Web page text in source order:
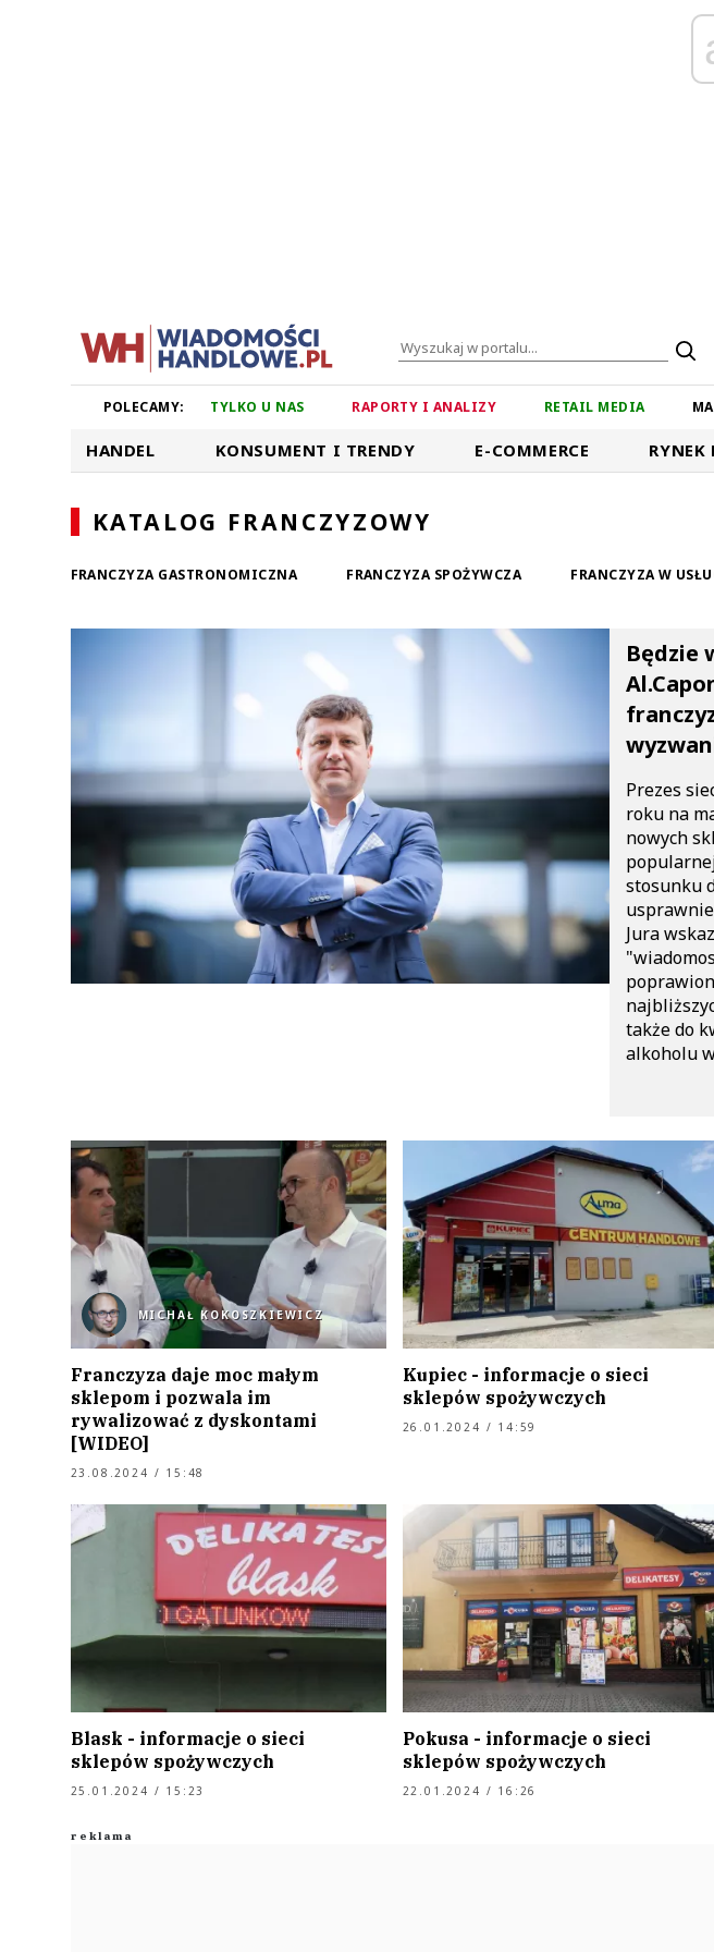
POLECAMY: TYLKO U NAS RAPORTY I ANALIZY RETAIL MEDIA
HANDEL KONSUMENT I TRENDY E-COMMERCE RYNEK
KATALOG FRANCZYZOWY
FRANCZYZA GASTRONOMICZNA FRANCZYZA SPOŻYWCZA FRANCZYZA W
Będzie
Prezes
roku na
nowych
stosunku
Jura
także do
alkoholu
MICHAŁ KOKOSZKIEWICZ
Franczyza daje moc małym
sklepom i pozwala im
rywalizować z dyskontami
[WIDEO]
23.08.2024 / 15:48
Kupiec - informacje o sieci
sklepów spożywczych
26.01.2024 / 14:59
Blask - informacje o sieci
sklepów spożywczych
25.01.2024 / 15:23
Pokusa - informacje o sieci
sklepów spożywczych
22.01.2024 / 16:26